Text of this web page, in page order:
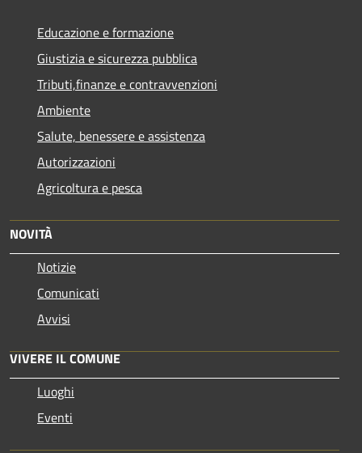
Educazione e formazione
Giustizia e sicurezza pubblica
Tributi,finanze e contravvenzioni
Ambiente
Salute, benessere e assistenza
Autorizzazioni
Agricoltura e pesca
NOVITÀ
Notizie
Comunicati
Avvisi
VIVERE IL COMUNE
Luoghi
Eventi